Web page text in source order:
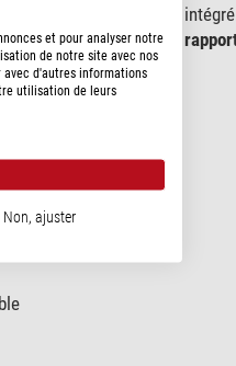
6,7x et 45x. Avecun
transmission
22
et pour analyser notre
de notre site avec nos
d'autres informations
utilisation de leurs
Non, ajuster